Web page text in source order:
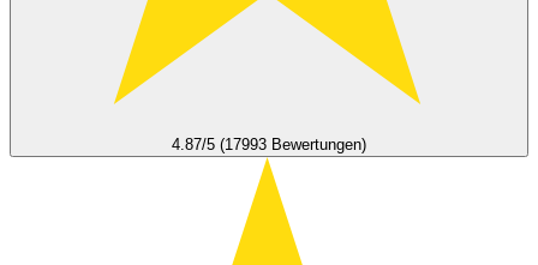
4.87/5 (17993 Bewertungen)